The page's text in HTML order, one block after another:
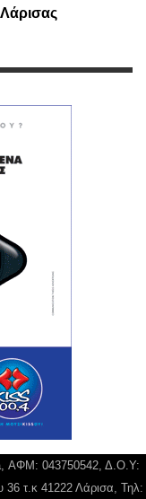
ΑΦΜ: 043750542, Δ.Ο.Υ:
τ.κ 41222 Λάρισα, Τηλ: